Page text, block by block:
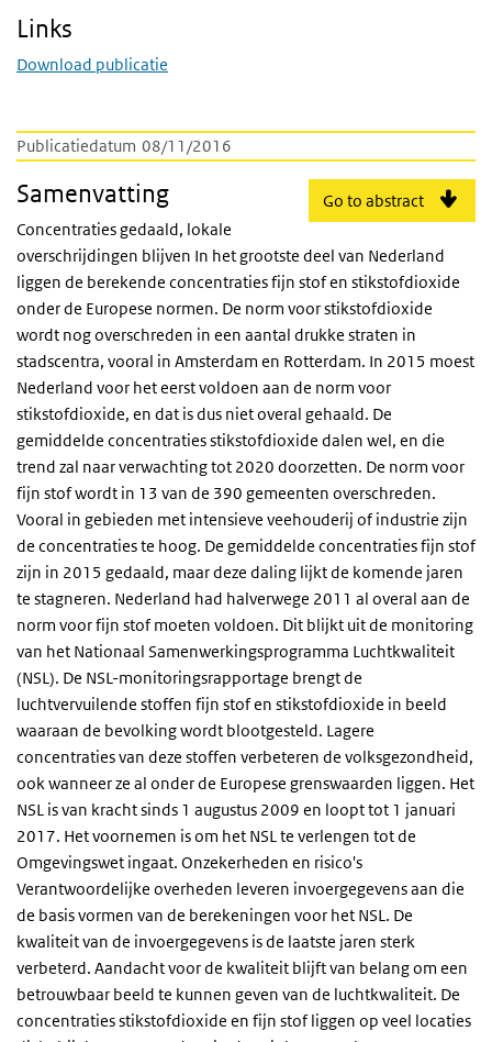
Publicatiedatum 08/11/2016
Go to abstract
Samenvatting
Concentraties gedaald, lokale
overschrijdingen blijven In het grootste deel van Nederland
liggen de berekende concentraties fijn stof en stikstofdioxide
onder de Europese normen. De norm voor stikstofdioxide
wordt nog overschreden in een aantal drukke straten in
stadscentra, vooral in Amsterdam en Rotterdam. In 2015 moest
Nederland voor het eerst voldoen aan de norm voor
stikstofdioxide, en dat is dus niet overal gehaald. De
gemiddelde concentraties stikstofdioxide dalen wel, en die
trend zal naar verwachting tot 2020 doorzetten. De norm voor
fijn stof wordt in 13 van de 390 gemeenten overschreden.
Vooral in gebieden met intensieve veehouderij of industrie zijn
de concentraties te hoog. De gemiddelde concentraties fijn stof
zijn in 2015 gedaald, maar deze daling lijkt de komende jaren
te stagneren. Nederland had halverwege 2011 al overal aan de
norm voor fijn stof moeten voldoen. Dit blijkt uit de monitoring
van het Nationaal Samenwerkingsprogramma Luchtkwaliteit
(NSL). De NSL-monitoringsrapportage brengt de
luchtvervuilende stoffen fijn stof en stikstofdioxide in beeld
waaraan de bevolking wordt blootgesteld. Lagere
concentraties van deze stoffen verbeteren de volksgezondheid,
ook wanneer ze al onder de Europese grenswaarden liggen. Het
NSL is van kracht sinds 1 augustus 2009 en loopt tot 1 januari
2017. Het voornemen is om het NSL te verlengen tot de
Omgevingswet ingaat. Onzekerheden en risico's
Verantwoordelijke overheden leveren invoergegevens aan die
de basis vormen van de berekeningen voor het NSL. De
kwaliteit van de invoergegevens is de laatste jaren sterk
verbeterd. Aandacht voor de kwaliteit blijft van belang om een
betrouwbaar beeld te kunnen geven van de luchtkwaliteit. De
concentraties stikstofdioxide en fijn stof liggen op veel locaties
Links
Download publicatie